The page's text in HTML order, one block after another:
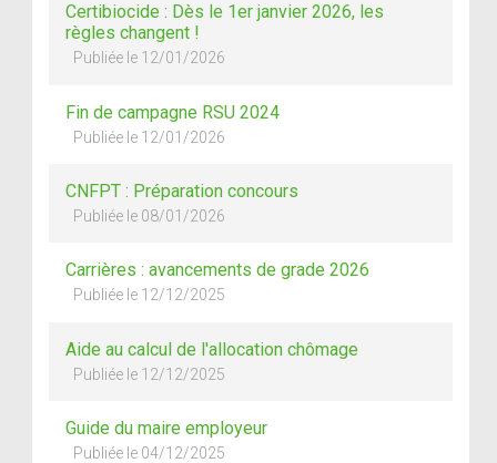
Certibiocide : Dès le 1er janvier 2026, les
règles changent !
Publiée le 12/01/2026
Fin de campagne RSU 2024
Publiée le 12/01/2026
CNFPT : Préparation concours
Publiée le 08/01/2026
Carrières : avancements de grade 2026
Publiée le 12/12/2025
Aide au calcul de l'allocation chômage
Publiée le 12/12/2025
Guide du maire employeur
Publiée le 04/12/2025